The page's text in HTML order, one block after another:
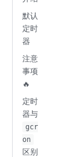
默认
定时
器
注意
事项
🔥
定时
器与
gcr
on
区别